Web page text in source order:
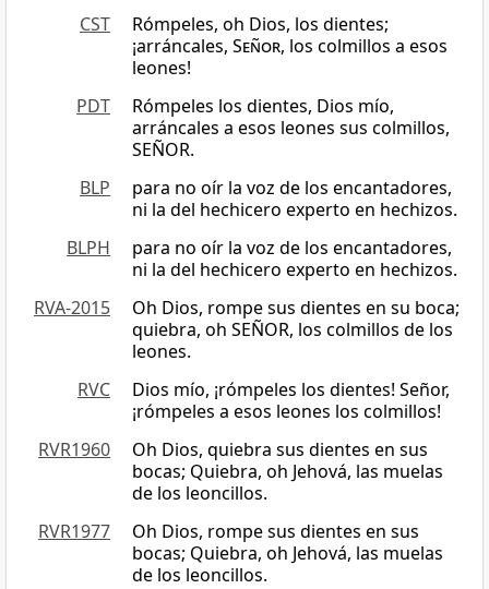
CST
Rómpeles, oh Dios, los dientes;
¡arráncales, Señor, los colmillos a esos
leones!
PDT
Rómpeles los dientes, Dios mío,
arráncales a esos leones sus colmillos,
SEÑOR.
BLP
para no oír la voz de los encantadores,
ni la del hechicero experto en hechizos.
BLPH
para no oír la voz de los encantadores,
ni la del hechicero experto en hechizos.
RVA-2015
Oh Dios, rompe sus dientes en su boca;
quiebra, oh SEÑOR, los colmillos de los
leones.
RVC
Dios mío, ¡rómpeles los dientes! Señor,
¡rómpeles a esos leones los colmillos!
RVR1960
Oh Dios, quiebra sus dientes en sus
bocas; Quiebra, oh Jehová, las muelas
de los leoncillos.
RVR1977
Oh Dios, rompe sus dientes en sus
bocas; Quiebra, oh Jehová, las muelas
de los leoncillos.